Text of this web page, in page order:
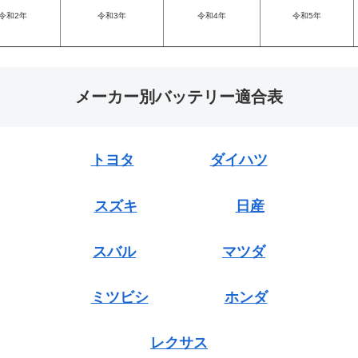
和2年 令和3年 令和4年 令和5年
メーカー別バッテリー適合表
トヨタ ダイハツ
スズキ 日産
スバル マツダ
ミツビシ ホンダ
レクサス